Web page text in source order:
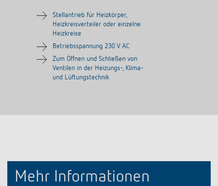
Stellantrieb für Heizkörper,
Heizkreisverteiler oder einzelne
Heizkreise
Betriebsspannung 230 V AC
Zum Öffnen und Schließen von
Ventilen in der Heizungs-, Klima-
und Lüftungstechnik
Mehr Informationen